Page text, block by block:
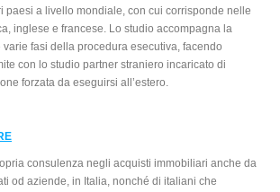
paesi a livello mondiale, con cui corrisponde nelle
inglese e francese. Lo studio accompagna la
fasi della procedura esecutiva, facendo
con lo studio partner straniero incaricato di
forzata da eseguirsi all’estero.
consulenza negli acquisti immobiliari anche da
od aziende, in Italia, nonché di italiani che